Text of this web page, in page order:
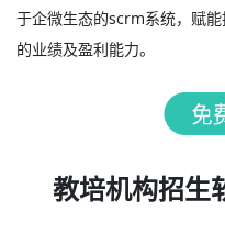
于企微生态的scrm系统，赋
的业绩及盈利能力。
教培机构招生